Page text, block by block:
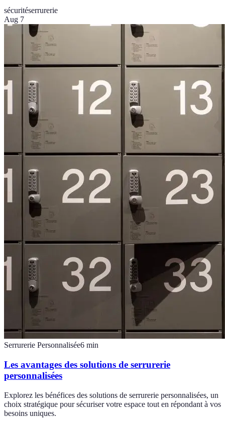
sécuritéserrurerie
Aug 7
Serrurerie Personnalisée6 min
Les avantages des solutions de serrurerie
personnalisées
Explorez les bénéfices des solutions de serrurerie personnalisées, un
choix stratégique pour sécuriser votre espace tout en répondant à vos
besoins uniques.